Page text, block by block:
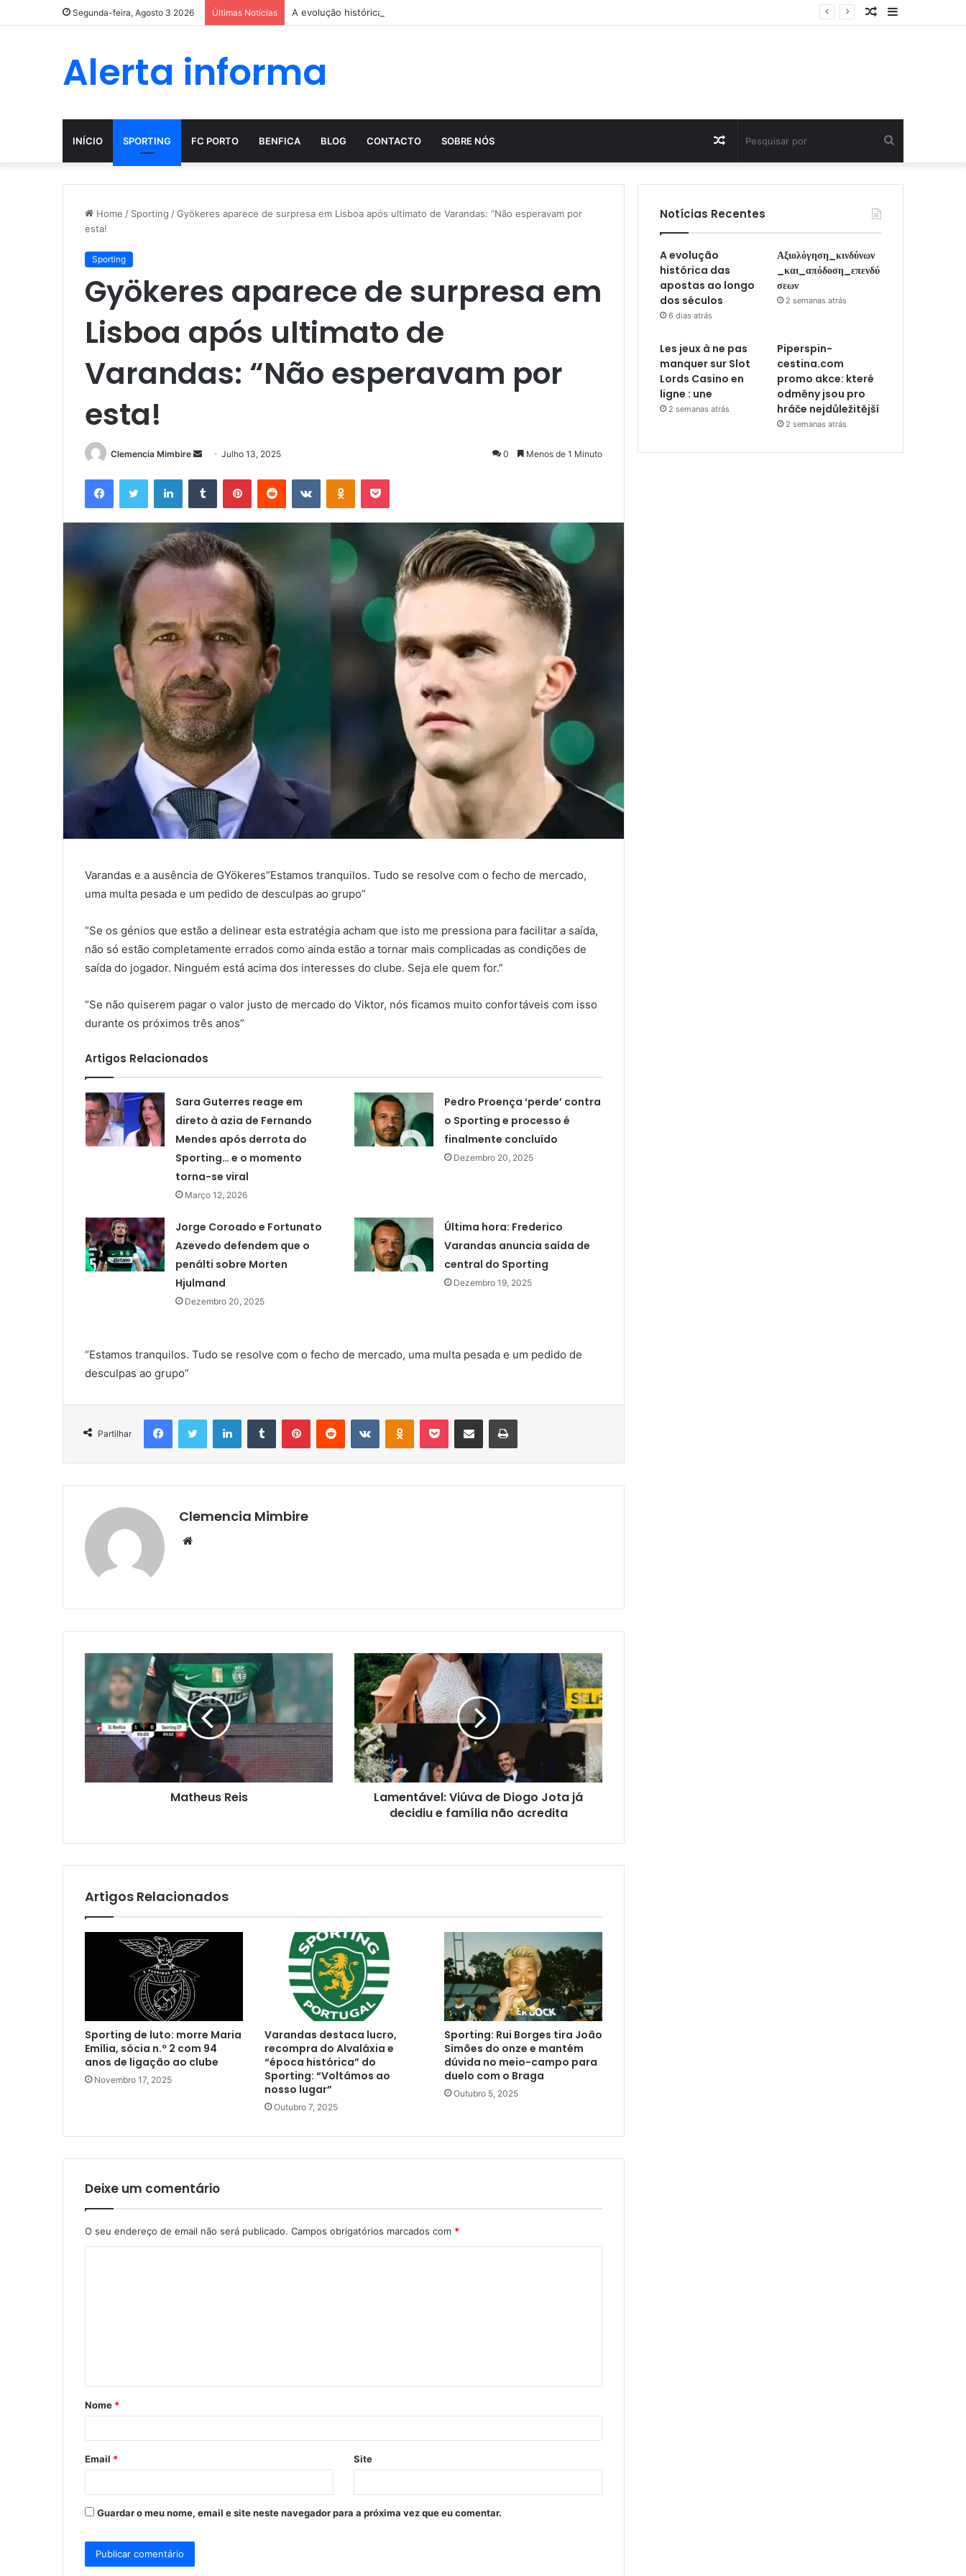
Segunda-feira, Agosto 3 2026 Últimas Notícias A evolução histórica das apostas ao longo dos séculos Sidebar
Artigo
Alerta informa
INÍCIO SPORTING FC PORTO BENFICA BLOG CONTACTO SOBRE NÓS
por
Artigo
Aleatório
Home / Sporting /Gyökeres aparece de surpresa em Lisboa após ultimato de Varandas: “Não esperavam por
esta!
Sporting
Gyökeres aparece de surpresa em
Lisboa após ultimato de
Varandas: “Não esperavam por
esta!
Clemencia Mimbire
Send
email
Julho 13, 2025 0 Menos de 1 Minuto
FacebookTwitter LinkedInTumblr PinterestReddit VKontakteOdnoklassniki
Pocket
Varandas e a ausência de GYökeres”Estamos tranquilos. Tudo se resolve com o fecho de mercado,
uma multa pesada e um pedido de desculpas ao grupo”
“Se os génios que estão a delinear esta estratégia acham que isto me pressiona para facilitar a saída,
não só estão completamente errados como ainda estão a tornar mais complicadas as condições de
saída do jogador. Ninguém está acima dos interesses do clube. Seja ele quem for.”
“Se não quiserem pagar o valor justo de mercado do Viktor, nós ficamos muito confortáveis com isso
durante os próximos três anos”
Artigos Relacionados
Sara Guterres reage em
direto à azia de Fernando
Mendes após derrota do
Sporting… e o momento
torna-se viral
Março 12, 2026
Pedro Proença ‘perde’ contra
o Sporting e processo é
finalmente concluído
Dezembro 20, 2025
Jorge Coroado e Fortunato
Azevedo defendem que o
penálti sobre Morten
Hjulmand
Dezembro 20, 2025
Última hora: Frederico
Varandas anuncia saída de
central do Sporting
Dezembro 19, 2025
“Estamos tranquilos. Tudo se resolve com o fecho de mercado, uma multa pesada e um pedido de
desculpas ao grupo”
Partilhar
FacebookTwitter LinkedInTumblr PinterestReddit VKontakteOdnoklassniki
Pocket Partilhar Via Email Imprimir
Clemencia Mimbire
Website
Matheus Reis
Lamentável: Viúva de Diogo Jota já
decidiu e família não acredita
Artigos Relacionados
Sporting de luto: morre Maria
Emília, sócia n.º 2 com 94
anos de ligação ao clube
Novembro 17, 2025
Varandas destaca lucro,
recompra do Alvaláxia e
“época histórica” do
Sporting: “Voltámos ao
nosso lugar”
Outubro 7, 2025
Sporting: Rui Borges tira João
Simões do onze e mantém
dúvida no meio-campo para
duelo com o Braga
Outubro 5, 2025
Deixe um comentário
O seu endereço de email não será publicado. Campos obrigatórios marcados com *
á
r
*
Nome *
Email * Site
Guardar o meu nome, email e site neste navegador para a próxima vez que eu comentar.
Notícias Recentes
A evolução
histórica das
apostas ao longo
dos séculos
6 dias atrás
Αξιολόγηση_κινδύνων
_και_απόδοση_επενδύ
σεων
2 semanas atrás
Les jeux à ne pas
manquer sur Slot
Lords Casino en
ligne : une
2 semanas atrás
Piperspin-
cestina.com
promo akce: které
odměny jsou pro
hráče nejdůležitější
2 semanas atrás